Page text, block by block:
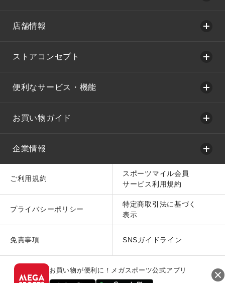
店舗情報
ストアコンセプト
便利なサービス・機能
お買い物ガイド
企業情報
ご利用規約
スポーツマイル会員
サービス利用規約
プライバシーポリシー
特定商取引法に基づく
表示
免責事項 SNSガイドライン
お買い物が便利に！メガスポーツ公式アプリ